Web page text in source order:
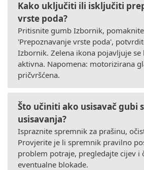
Kako uključiti ili isključiti
vrste poda?
Pritisnite gumb Izbornik,
'Prepoznavanje vrste poda',
Izbornik. Zelena ikona pojavljuje se
aktivna. Napomena: motorizirana
pričvršćena.
Što učiniti ako usisavač gubi
usisavanja?
Ispraznite spremnik za prašinu,
Provjerite je li spremnik pravilno
problem potraje, pregledajte cijev i
eventualne blokade.